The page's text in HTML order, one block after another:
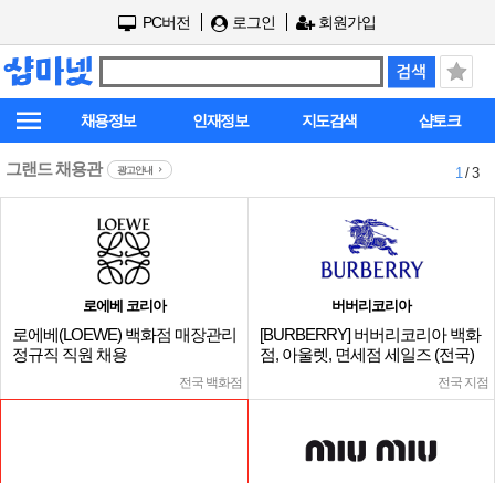
PC버전 로그인 회원가입
채용정보 인재정보 지도검색 샵토크
그랜드 채용관 광고안내 1/ 3
로에베 코리아
로에베(LOEWE) 백화점 매장관리
정규직 직원 채용
전국 백화점
버버리코리아
[BURBERRY] 버버리코리아 백화
점, 아울렛, 면세점 세일즈 (전국)
전국 지점